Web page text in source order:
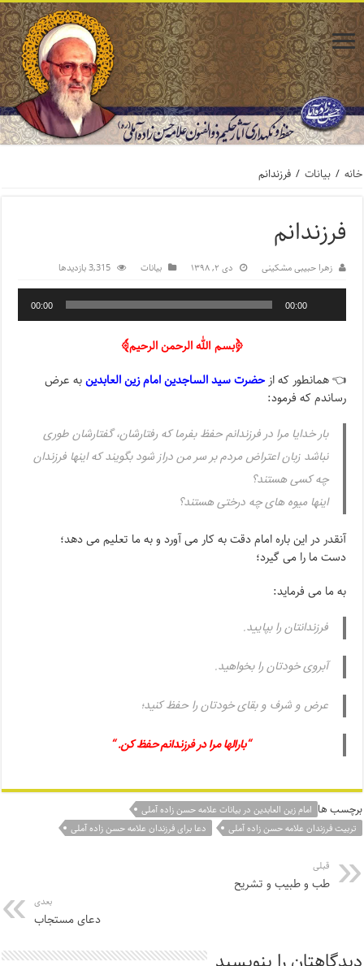
خانه / بیانات / فرزندانم
فرزندانم
زهرا حبیبی مشکینی دی ۲, ۱۳۹۸ بیانات 3,315 بازدیدها
00:00
00:00
﴿بسم الله الرحمن الرحیم﴾
👈 همانطور که ازحضرت سید الساجدین امام زین العابدینبه عرض
رساندم که فرمود:
بار خدایا مرا در فرزندانم حفظ بفرما که رفتارشان، گفتارشان طوری
نباشد زبان اعتراض مردم بر سر من دراز شود بگویند که اینها فرزندان
چه کسی هستند؟
اینها میوه های چه درختی هستند؟
آنقدر در این باره امام دقت به کار می آورد و به ما تعلیم می دهد؛
دست ما را می گیرد؛
به ما می فرماید:
فرزندانتان را بپایید.
آبروی خودتان را بخواهید.
عرض و شرف و بقای خودتان را حفظ کنید؛
“بارالها مرا در فرزندانم حفظ کن. “
برچسب ها امام زین العابدین در بیانات علامه حسن زاده آملی
تربیت فرزندان علامه حسن زاده آملی
دعا برای فرزندان علامه حسن زاده آملی
قبلی
طب و طبیب و تشریح
بعدی
دعای مستجاب